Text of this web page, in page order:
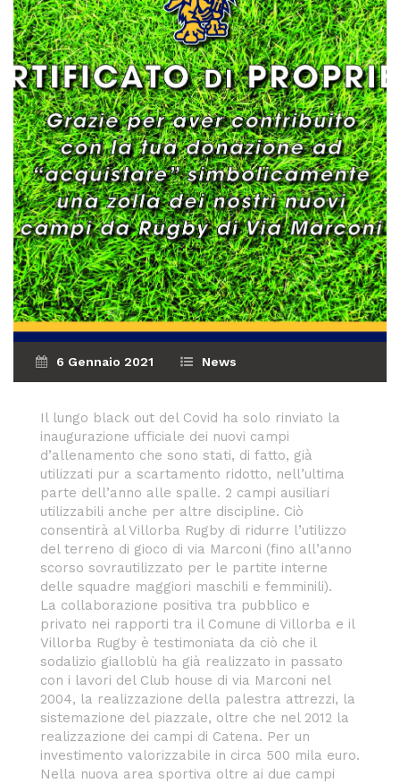
6 Gennaio 2021 News
Il lungo black out del Covid ha solo rinviato la
inaugurazione ufficiale dei nuovi campi
d’allenamento che sono stati, di fatto, già
utilizzati pur a scartamento ridotto, nell’ultima
parte dell’anno alle spalle. 2 campi ausiliari
utilizzabili anche per altre discipline. Ciò
consentirà al Villorba Rugby di ridurre l’utilizzo
del terreno di gioco di via Marconi (fino all’anno
scorso sovrautilizzato per le partite interne
delle squadre maggiori maschili e femminili).
La collaborazione positiva tra pubblico e
privato nei rapporti tra il Comune di Villorba e il
Villorba Rugby è testimoniata da ciò che il
sodalizio gialloblù ha già realizzato in passato
con i lavori del Club house di via Marconi nel
2004, la realizzazione della palestra attrezzi, la
sistemazione del piazzale, oltre che nel 2012 la
realizzazione dei campi di Catena. Per un
investimento valorizzabile in circa 500 mila euro.
Nella nuova area sportiva oltre ai due campi